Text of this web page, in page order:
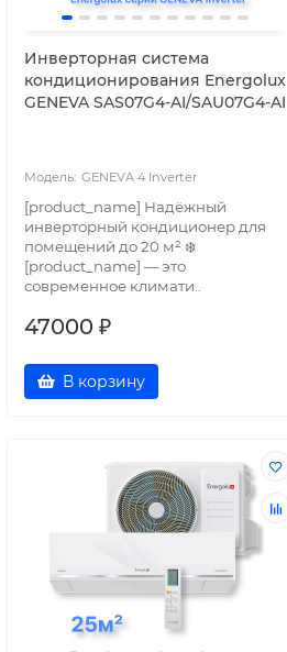
Инверторная система
кондиционирования Energolux
GENEVA SAS07G4-AI/SAU07G4-AI
GENEVA 4 Inverter
[product_name] Надёжный
инверторный кондиционер для
помещений до 20 м² ❄️
[product_name] — это
современное климати..
47000 ₽
В корзину